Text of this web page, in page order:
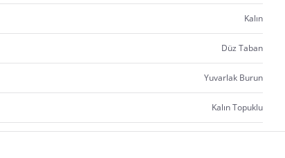
Kalın
Düz Taban
Yuvarlak Burun
Kalın Topuklu